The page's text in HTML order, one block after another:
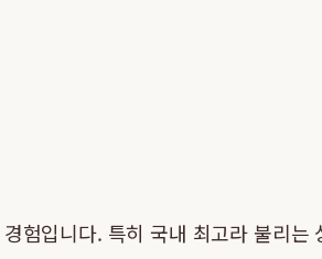
험입니다. 특히 국내 최고라 불리는